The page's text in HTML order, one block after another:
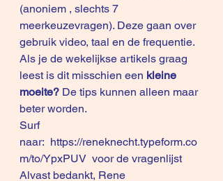
(anoniem , slechts 7
meerkeuzevragen). Deze gaan over
gebruik video, taal en de frequentie.
Als je de wekelijkse artikels graag
leest is dit misschien een kleine
moeite? De tips kunnen alleen maar
beter worden.
Surf
naar: https://reneknecht.typeform.co
m/to/YpxPUV voor de vragenlijst
Alvast bedankt, Rene